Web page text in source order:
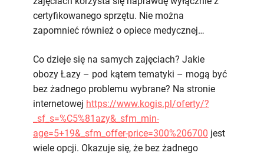
certyfikowanego sprzętu. Nie można
zapomnieć również o opiece medycznej…
Co dzieje się na samych zajęciach? Jakie
obozy Łazy – pod kątem tematyki – mogą być
bez żadnego problemu wybrane? Na stronie
internetowej https://www.kogis.pl/oferty/?
_sf_s=%C5%81azy&_sfm_min-
age=5+19&_sfm_offer-price=300%206700 jest
wiele opcji. Okazuje się, że bez żadnego